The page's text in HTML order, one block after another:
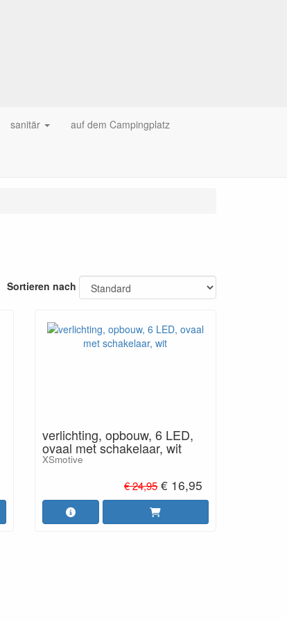
sanitär auf dem Campingplatz
Sortieren nach
verlichting, opbouw, 6 LED,
ovaal met schakelaar, wit
XSmotive
€ 24,95 € 16,95